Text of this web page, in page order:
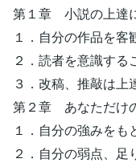
第１章 小説の上達
１．自分の作品を客
２．読者を意識す
３．改稿、推敲は上
第２章 あなただけ
１．自分の強みをも
２．自分の弱点、足